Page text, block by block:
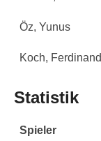
Öz, Yunus
Koch, Ferdinand
Statistik
Spieler